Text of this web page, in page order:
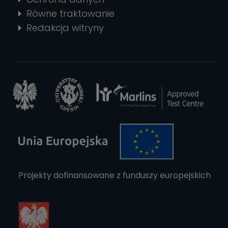
Równe traktowanie
Redakcja witryny
Projekty dofinansowane z funduszy europejskich